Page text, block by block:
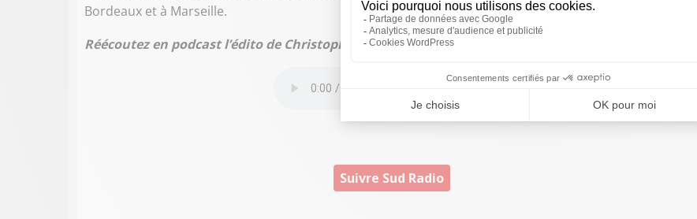
Bordeaux et à Marseille.
Réécoutez en podcast l’édito de Christophe Bordet dans le Grand Matin Sud Radio
Suivre Sud Radio